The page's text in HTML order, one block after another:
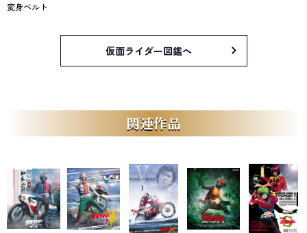
変身ベルト
仮面ライダー図鑑へ
関連作品